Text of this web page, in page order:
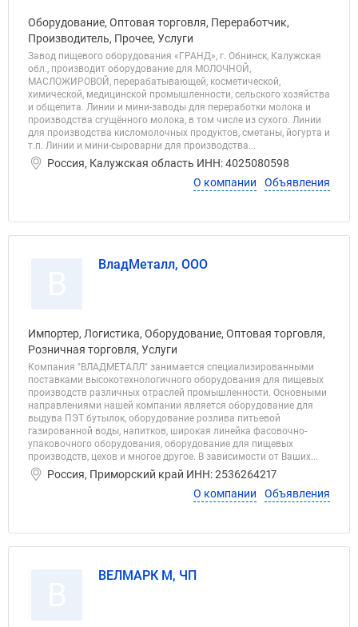
Оборудование, Оптовая торговля, Переработчик,
Производитель, Прочее, Услуги
Завод пищевого оборудования «ГРАНД», г. Обнинск, Калужская
обл., производит оборудование для МОЛОЧНОЙ,
МАСЛОЖИРОВОЙ, перерабатывающей, косметической,
химической, медицинской промышленности, сельского хозяйства
и общепита. Линии и мини-заводы для переработки молока и
производства сгущённого молока, в том числе из сухого. Линии
для производства кисломолочных продуктов, сметаны, йогурта и
т.п. Линии и мини-сыроварни для производства...
Россия, Калужская область ИНН: 4025080598
О компании
Объявления
ВладМеталл, ООО
Импортер, Логистика, Оборудование, Оптовая торговля,
Розничная торговля, Услуги
Компания "ВЛАДМЕТАЛЛ" занимается специализированными
поставками высокотехнологичного оборудования для пищевых
производств различных отраслей промышленности. Основными
направлениями нашей компании является оборудование для
выдува ПЭТ бутылок, оборудование розлива питьевой
газированной воды, напитков, широкая линейка фасовочно-
упаковочного оборудования, оборудование для пищевых
производств, цехов и многое другое. В зависимости от Ваших...
Россия, Приморский край ИНН: 2536264217
О компании
Объявления
ВЕЛМАРК М, ЧП